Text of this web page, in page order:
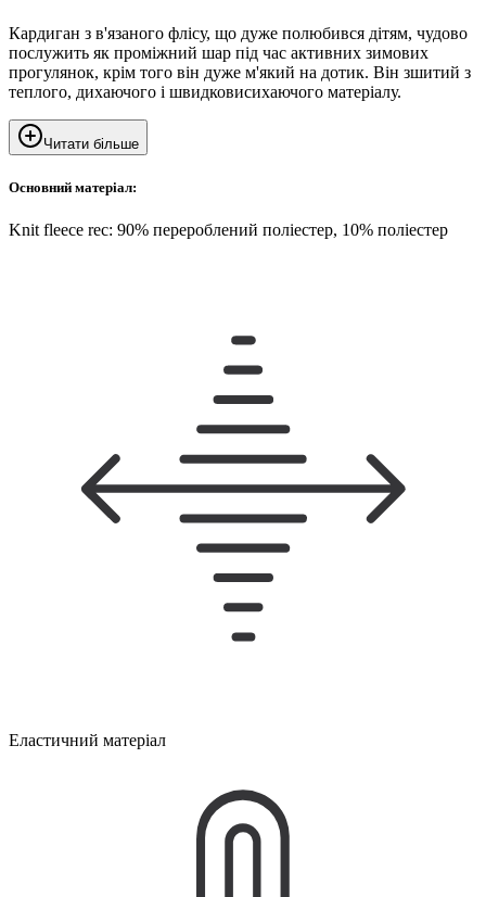
Кардиган з в'язаного флісу, що дуже полюбився дітям, чудово
послужить як проміжний шар під час активних зимових
прогулянок, крім того він дуже м'який на дотик. Він зшитий з
теплого, дихаючого і швидковисихаючого матеріалу.
Читати більше
Основний матеріал:
Knit fleece rec: 90% перероблений поліестер, 10% поліестер
Еластичний матеріал